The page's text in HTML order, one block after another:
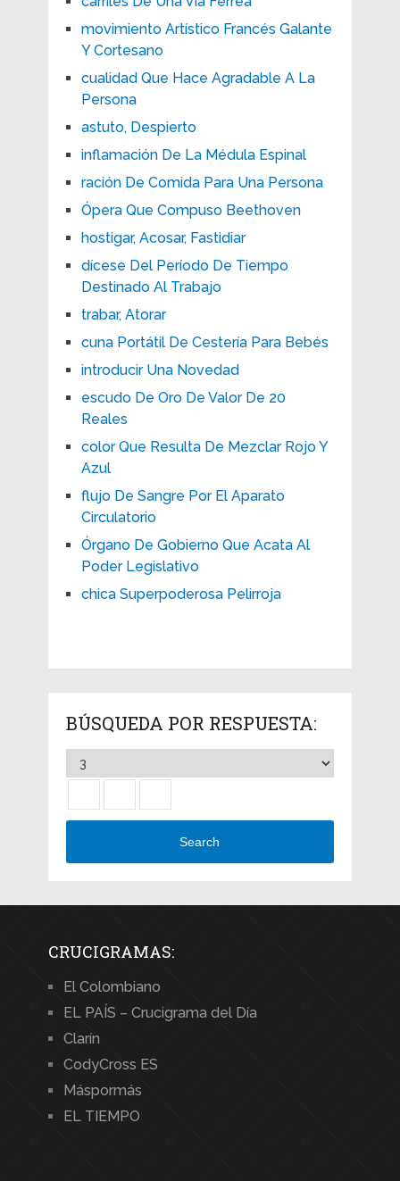
movimiento Artístico Francés Galante
Y Cortesano
cualidad Que Hace Agradable A La
Persona
astuto, Despierto
inflamación De La Médula Espinal
ración De Comida Para Una Persona
Ópera Que Compuso Beethoven
hostigar, Acosar, Fastidiar
dícese Del Período De Tiempo
Destinado Al Trabajo
trabar, Atorar
cuna Portátil De Cestería Para Bebés
introducir Una Novedad
escudo De Oro De Valor De 20
Reales
color Que Resulta De Mezclar Rojo Y
Azul
flujo De Sangre Por El Aparato
Circulatorio
Órgano De Gobierno Que Acata Al
Poder Legislativo
chica Superpoderosa Pelirroja
BÚSQUEDA POR RESPUESTA:
Search
CRUCIGRAMAS:
El Colombiano
EL PAÍS – Crucigrama del Día
Clarín
CodyCross ES
Máspormás
EL TIEMPO